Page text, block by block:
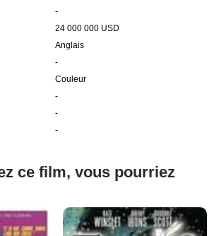
-
24 000 000 USD
Anglais
-
Couleur
-
-
-
ce film, vous pourriez